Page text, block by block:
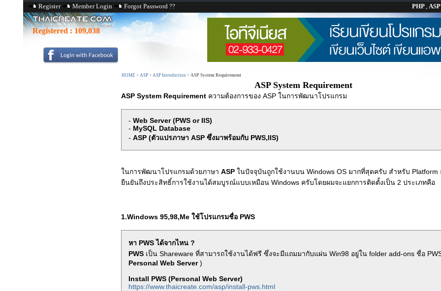
Register Member Login Forgot Password ?? PHP, ASP
Registered : 109,038
HOME > ASP > ASP Introduction > ASP System Requirement
ASP System Requirement
ASP System Requirement ความต้องการของ ASP ในการพัฒนาโปรแกรม
- Web Server (PWS or IIS)
- MySQL Database
- ASP (ตัวแปรภาษา ASP ซึ่งมาพร้อมกับ PWS,IIS)
ในการพัฒนาโปรแกรมด้วยภาษา ASP ในปัจจุบันถูกใช้งานบน Windows OS มากที่สุดครับ สำหรับ Platform
ยืนยันถึงประสิทธิ์การใช้งานได้สมบูรณ์แบบเหมือน Windows ครับโดยผมจะแยกการติดตั้งเป็น 2 ประเภทคือ
1.Windows 95,98,Me ใช้โปรแกรมชื่อ PWS
หา PWS ได้จากไหน ?
PWS เป็น Shareware ที่สามารถใช้งานได้ฟรี ซึ่งจะมีแถมมากับแผ่น Win98 อยู่ใน folder add-ons ชื่อ
Personal Web Server)
Install PWS (Personal Web Server)
https://www.thaicreate.com/asp/install-pws.html